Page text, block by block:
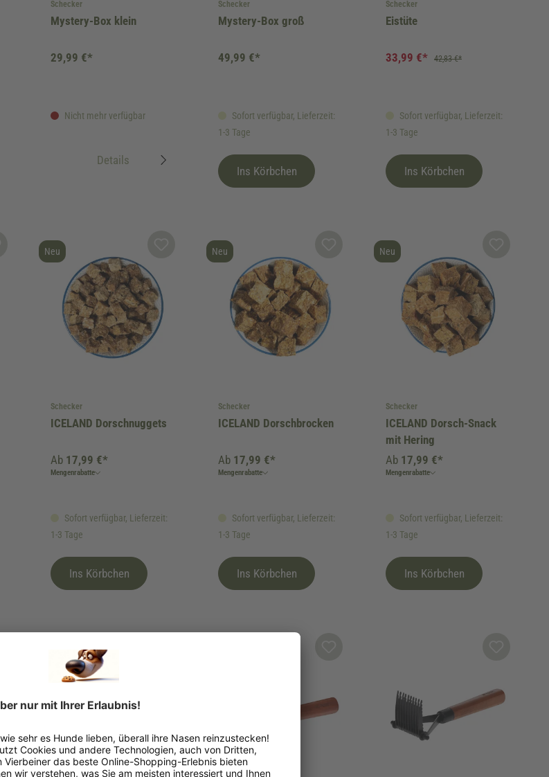
Schecker
Mystery-Box klein
Nicht mehr verfügbar
29,99 €*
Details
Schecker
Mystery-Box groß
Sofort verfügbar, Lieferzeit:
1-3 Tage
49,99 €*
Ins Körbchen
Schecker
Eistüte
Sofort verfügbar, Lieferzeit:
1-3 Tage
33,99 €* 42,83 €*
Ins Körbchen
Neu
Schecker
ICELAND Dorschnuggets
Sofort verfügbar, Lieferzeit:
1-3 Tage
Ab 17,99 €*
Mengenrabatte
Ins Körbchen
Neu
Schecker
ICELAND Dorschbrocken
Sofort verfügbar, Lieferzeit:
1-3 Tage
Ab 17,99 €*
Mengenrabatte
Ins Körbchen
Neu
Schecker
ICELAND Dorsch-Snack
mit Hering
Sofort verfügbar, Lieferzeit:
1-3 Tage
Ab 17,99 €*
Mengenrabatte
Ins Körbchen